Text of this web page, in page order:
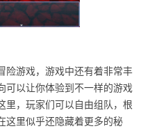
险游戏，游戏中还有着非常丰
可以让你体验到不一样的游戏
里，玩家们可以自由组队，根
这里似乎还隐藏着更多的秘